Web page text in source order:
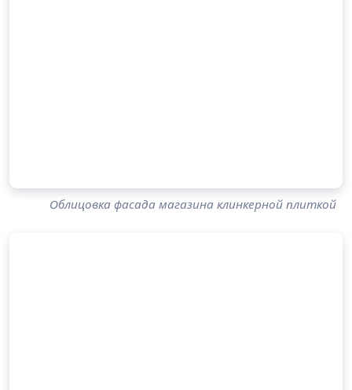
Облицовка фасада магазина клинкерной плиткой